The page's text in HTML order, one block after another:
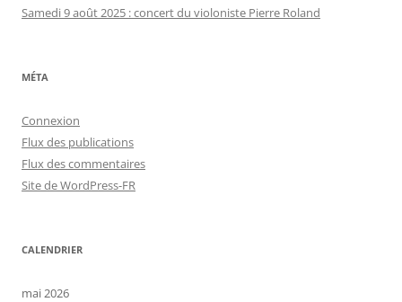
Samedi 9 août 2025 : concert du violoniste Pierre Roland
MÉTA
Connexion
Flux des publications
Flux des commentaires
Site de WordPress-FR
CALENDRIER
mai 2026